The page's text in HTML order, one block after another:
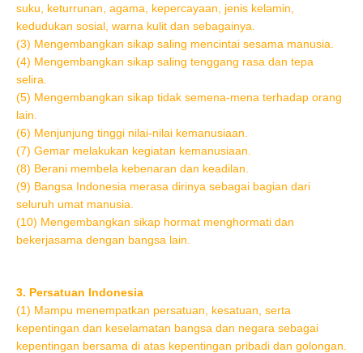
suku, keturrunan, agama, kepercayaan, jenis kelamin,
kedudukan sosial, warna kulit dan sebagainya.
(3) Mengembangkan sikap saling mencintai sesama manusia.
(4) Mengembangkan sikap saling tenggang rasa dan tepa
selira.
(5) Mengembangkan sikap tidak semena-mena terhadap orang
lain.
(6) Menjunjung tinggi nilai-nilai kemanusiaan.
(7) Gemar melakukan kegiatan kemanusiaan.
(8) Berani membela kebenaran dan keadilan.
(9) Bangsa Indonesia merasa dirinya sebagai bagian dari
seluruh umat manusia.
(10) Mengembangkan sikap hormat menghormati dan
bekerjasama dengan bangsa lain.
3. Persatuan Indonesia
(1) Mampu menempatkan persatuan, kesatuan, serta
kepentingan dan keselamatan bangsa dan negara sebagai
kepentingan bersama di atas kepentingan pribadi dan golongan.